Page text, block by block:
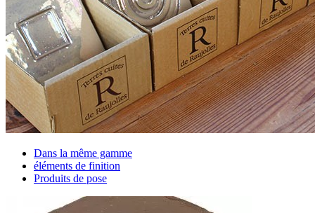
Dans la même gamme
éléments de finition
Produits de pose